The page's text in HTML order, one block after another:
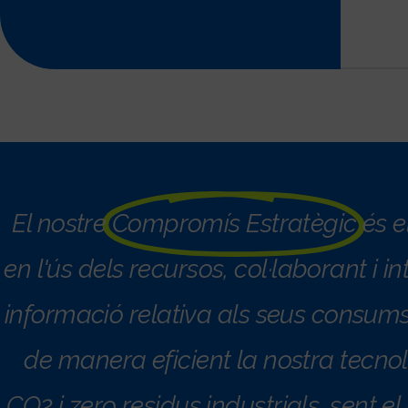
El nostreCompromís Estratègicés
en l'ús dels recursos, col·laborant i
informació relativa als seus
de manera eficient la nostra